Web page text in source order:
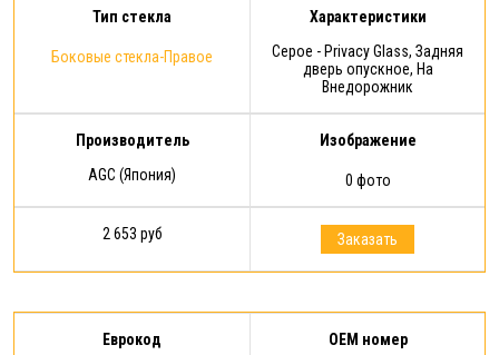
Тип стекла
Боковые стекла-Правое
Характеристики
Серое - Privacy Glass, Задняя
дверь опускное, На
Внедорожник
Производитель
AGC (Япония)
Изображение
0 фото
2 653 руб Заказать
Еврокод
OEM номер